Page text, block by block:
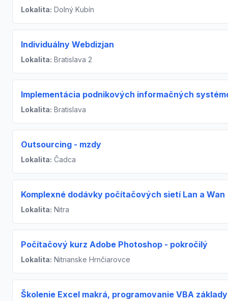
Lokalita: Dolný Kubín
Individuálny Webdizjan
Lokalita: Bratislava 2
Implementácia podnikových informačných
Lokalita: Bratislava
Outsourcing - mzdy
Lokalita: Čadca
Komplexné dodávky počítačových sietí Lan a Wan
Lokalita: Nitra
Počítačový kurz Adobe Photoshop - pokročilý
Lokalita: Nitrianske Hrnčiarovce
Školenie Excel makrá, programovanie VBA základy